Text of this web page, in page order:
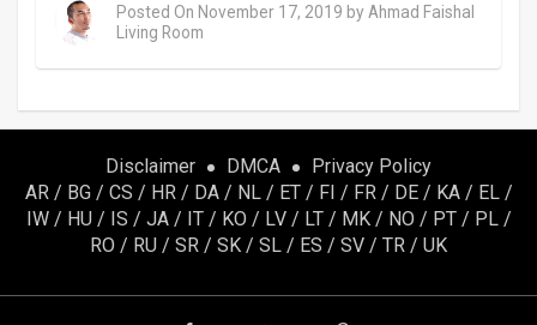
Posted On November 17, 2019 by Ahmad Faishal
Living Room
Disclaimer DMCA
Privacy Policy
AR / BG/ CS / HR / DA/ NL/ ET/ FI / FR / DE/ KA/ EL/
IW/ HU/ IS / JA/ IT/ KO / LV/ LT/ MK/ NO / PT/ PL/
RO / RU / SR / SK / SL / ES / SV / TR / UK